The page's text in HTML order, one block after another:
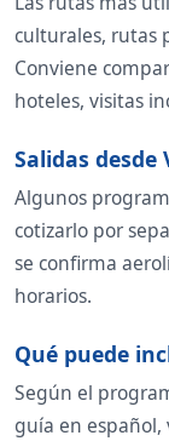
culturales, rutas
Conviene
hoteles, visitas
Salidas desde
Algunos
cotizarlo por
se confirma
horarios.
Qué puede
Según el
guía en